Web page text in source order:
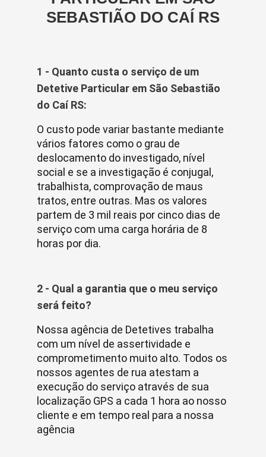
SEBASTIÃO DO CAÍ RS
1 - Quanto custa o serviço de um
Detetive Particular em São Sebastião
do Caí RS:
O custo pode variar bastante mediante
vários fatores como o grau de
deslocamento do investigado, nível
social e se a investigação é conjugal,
trabalhista, comprovação de maus
tratos, entre outras. Mas os valores
partem de 3 mil reais por cinco dias de
serviço com uma carga horária de 8
horas por dia.
2 - Qual a garantia que o meu serviço
será feito?
Nossa agência de Detetives trabalha
com um nível de assertividade e
comprometimento muito alto. Todos os
nossos agentes de rua atestam a
execução do serviço através de sua
localização GPS a cada 1 hora ao nosso
cliente e em tempo real para a nossa
agência